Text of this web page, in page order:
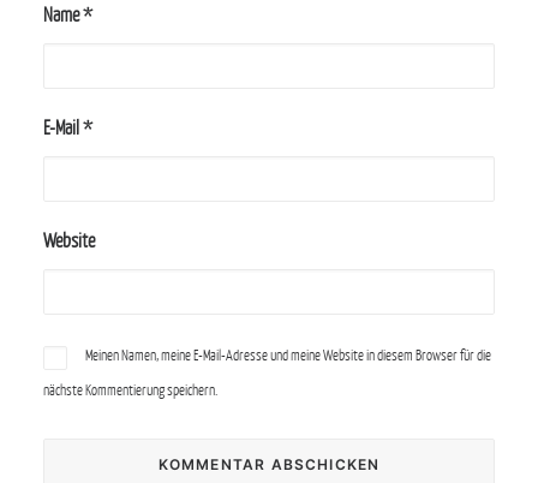
Name*
E-Mail *
Website
Meinen Namen, meine E-Mail-Adresse und meine Website in diesem Browser für die
nächste Kommentierung speichern.